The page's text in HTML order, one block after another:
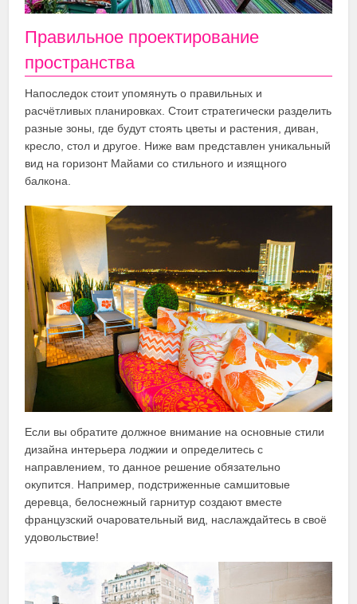
Правильное проектирование
пространства
Напоследок стоит упомянуть о правильных и
расчётливых планировках. Стоит стратегически разделить
разные зоны, где будут стоять цветы и растения, диван,
кресло, стол и другое. Ниже вам представлен уникальный
вид на горизонт Майами со стильного и изящного
балкона.
Если вы обратите должное внимание на основные стили
дизайна интерьера лоджии и определитесь с
направлением, то данное решение обязательно
окупится. Например, подстриженные самшитовые
деревца, белоснежный гарнитур создают вместе
французский очаровательный вид, наслаждайтесь в своё
удовольствие!